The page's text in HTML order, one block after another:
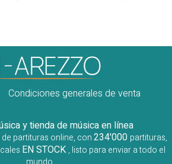
Condiciones generales de venta
y tienda de música en línea
partituras online, con234'000 partituras,
EN STOCK , listo para enviar a todo el